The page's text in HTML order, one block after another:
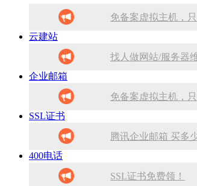
免备案虚拟主机，
SSL证书免费领！
云建站
找人做网站/服务器
免备案虚拟主机，
企业邮箱
免备案虚拟主机，
SSL证书免费领！
SSL证书
腾讯企业邮箱 买多
400电话
SSL证书免费领！